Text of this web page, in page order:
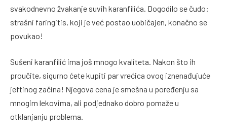
svakodnevno žvakanje suvih karanfilića. Dogodilo se čudo:
strašni faringitis, koji je već postao uobičajen, konačno se
povukao!
Sušeni karanfilić ima još mnogo kvaliteta. Nakon što ih
proučite, sigurno ćete kupiti par vrećica ovog iznenađujuće
jeftinog začina! Njegova cena je smešna u poređenju sa
mnogim lekovima, ali podjednako dobro pomaže u
otklanjanju problema.